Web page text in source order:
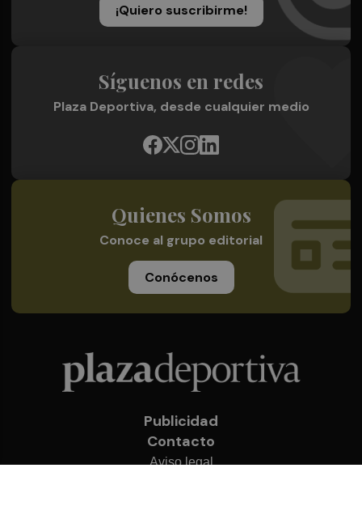
¡Quiero suscribirme!
Síguenos en redes
Plaza Deportiva, desde cualquier medio
Quienes Somos
Conoce al grupo editorial
Conócenos
Publicidad
Contacto
Aviso legal